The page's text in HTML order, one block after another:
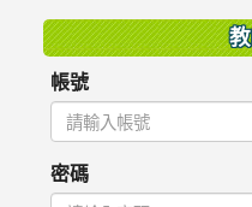
帳號
密碼